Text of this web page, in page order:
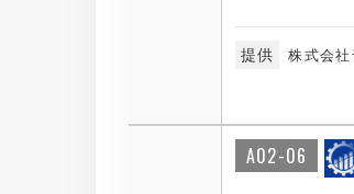
提供 株式会社
A02-06